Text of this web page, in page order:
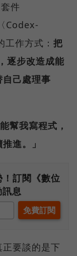
件
Codex-
作方式： 把
逐步改造成能
己處理事
幫我寫程式，
進。」
訂閱《數位
息
要談的是下